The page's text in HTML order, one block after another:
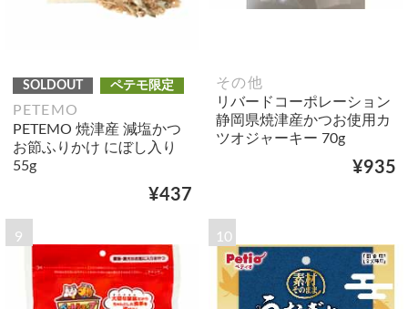
SOLDOUT ペテモ限定
PETEMO
PETEMO 焼津産 減塩かつ
お節ふりかけ にぼし入り
55g
¥437
その他
リバードコーポレーション
静岡県焼津産かつお使用カ
ツオジャーキー 70g
¥935
9 10